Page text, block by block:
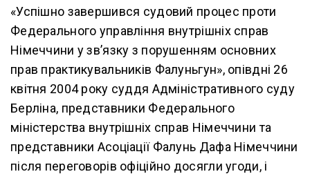
«Успішно завершився судовий процес проти
Федерального управління внутрішніх справ
Німеччини у зв’язку з порушенням основних
прав практикувальників Фалуньгун», опівдні 26
квітня 2004 року суддя Адміністративного суду
Берліна, представники Федерального
міністерства внутрішніх справ Німеччини та
представники Асоціації Фалунь Дафа Німеччини
після переговорів офіційно досягли угоди, і